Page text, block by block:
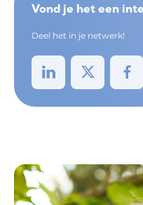
Vond je het een
Deel het in je netwerk!